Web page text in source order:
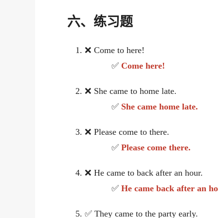
六、练习题
❌ Come to here!
✅ Come here!
❌ She came to home late.
✅ She came home late.
❌ Please come to there.
✅ Please come there.
❌ He came to back after an hour.
✅ He came back after an
✅ They came to the party early.